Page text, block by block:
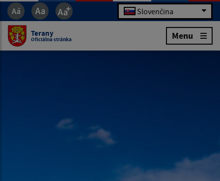
Slovenčina
Terany
Oficiálna stránka Menu